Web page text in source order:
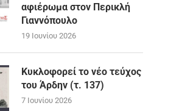
αφιέρωμα στον Περικλή
Γιαννόπουλο
19 Ιουνίου 2026
Κυκλοφορεί το νέο τεύχος
του Άρδην (τ. 137)
7 Ιουνίου 2026